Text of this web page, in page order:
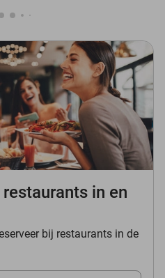
in en
bij restaurants in de